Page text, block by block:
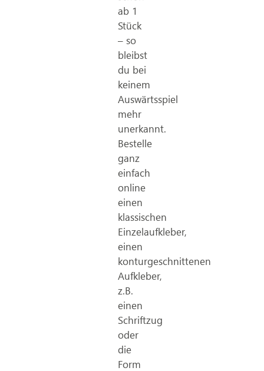
ab 1
Stück
– so
bleibst
du bei
keinem
Auswärtsspiel
mehr
unerkannt.
Bestelle
ganz
einfach
online
einen
klassischen
Einzelaufkleber,
einen
konturgeschnittenen
Aufkleber,
z.B.
einen
Schriftzug
oder
die
Form